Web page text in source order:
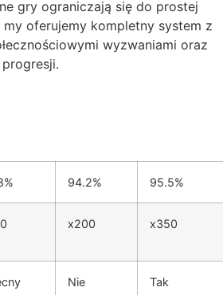
gry ograniczają się do prostej
my oferujemy kompletny system z
wyzwaniami oraz
94.2% 95.5%
x200 x350
Nie Tak